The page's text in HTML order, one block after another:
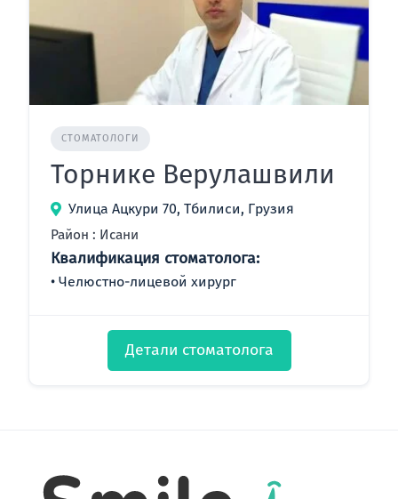
СТОМАТОЛОГИ
Торнике Верулашвили
Улица Ацкури 70, Тбилиси, Грузия
Район : Исани
Квалификация стоматолога:
Челюстно-лицевой хирург
Детали стоматолога